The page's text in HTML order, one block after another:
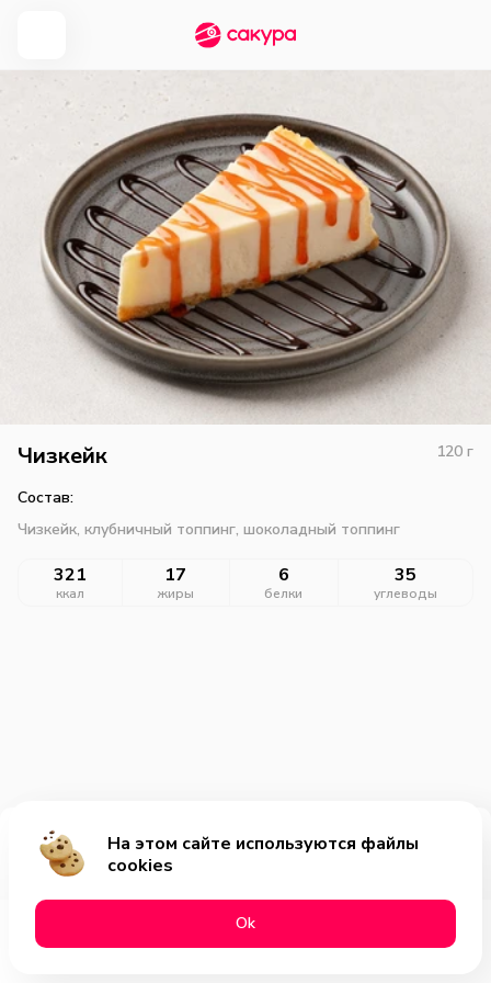
Чизкейк 120 г
Состав:
Чизкейк, клубничный топпинг, шоколадный топпинг
321
ккал
17
жиры
6
белки
35
углеводы
Добавить за 279₽
На этом сайте используются файлы
cookies
Оk